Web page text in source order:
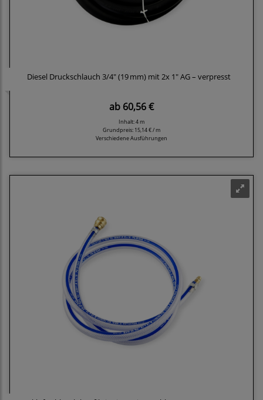
Diesel Druckschlauch 3/4" (19 mm) mit 2x 1" AG – verpresst
ab 60,56 €
Inhalt: 4 m
Grundpreis: 15,14 € / m
Verschiedene Ausführungen